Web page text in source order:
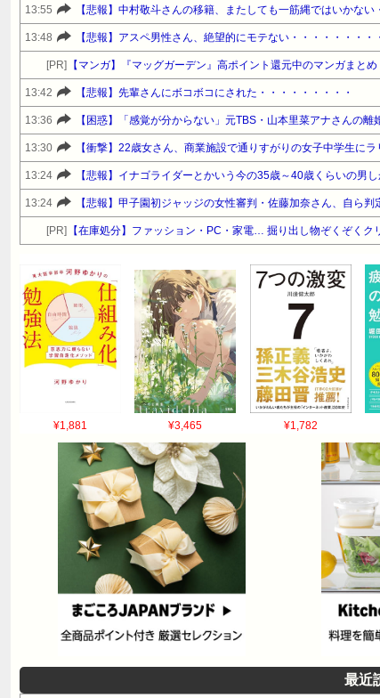
13:55 【悲報】中村敬斗さんの移籍、またしても一筋縄ではいかない
13:48 【悲報】アスペ男性さん、絶望的にモテない・・・・・・・・・
[PR] 【マンガ】『マッグガーデン』高ポイント還元中のマンガまとめ
13:42 【悲報】先輩さんにボコボコにされた・・・・・・・・・
13:36 【困惑】「感覚が分からない」元TBS・山本里菜アナさんの離
13:30 【衝撃】22歳女さん、商業施設で通りすがりの女子中学生に
13:24 【悲報】イナゴライダーとかいう今の35歳～40歳くらいの男
13:24 【悲報】甲子園初ジャッジの女性審判・佐藤加奈さん、自ら
[PR] 【在庫処分】ファッション・PC・家電… 掘り出し物ぞくぞくク
¥1,881 ¥3,465 ¥1,782
最近